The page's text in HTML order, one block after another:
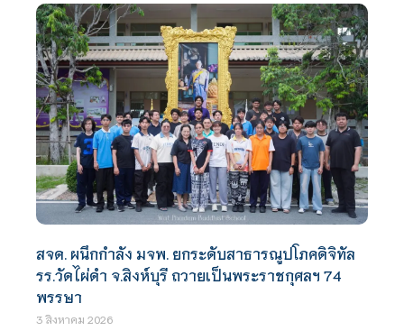
สจด. ผนึกกำลัง มจพ. ยกระดับสาธารณูปโภคดิจิทัล
รร.วัดไผ่ดำ จ.สิงห์บุรี ถวายเป็นพระราชกุศลฯ 74
พรรษา
3 สิงหาคม 2026